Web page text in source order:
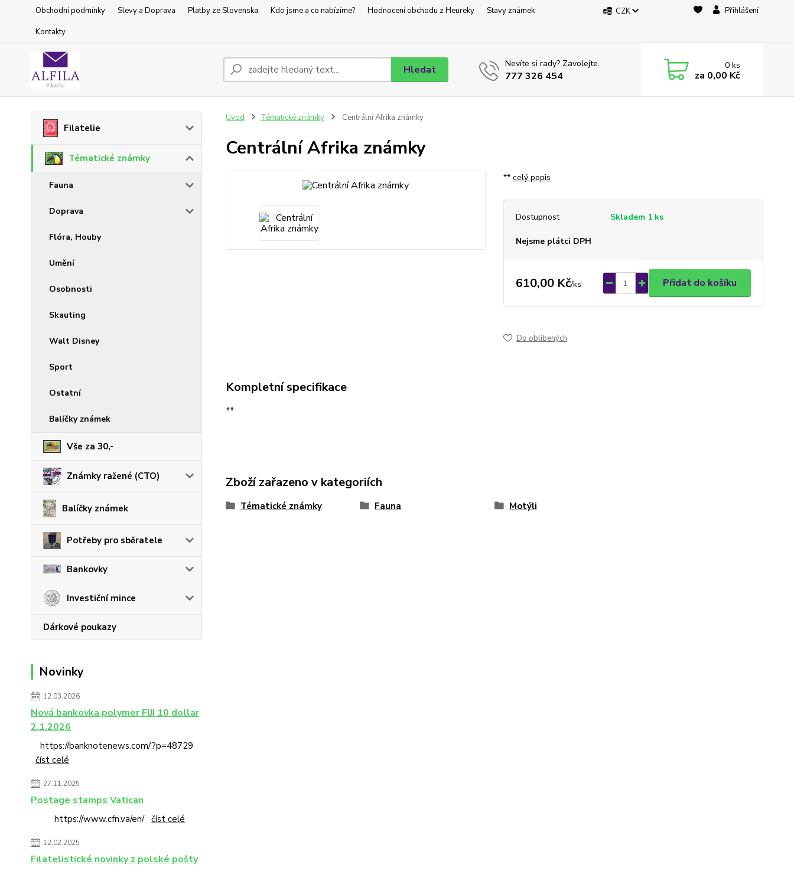
Obchodní podmínky Slevy a Doprava Platby ze Slovenska Kdo jsme a co nabízíme? Hodnocení obchodu z Heureky
Stavy známek
Kontakty
CZK Přihlášení
Hledat Nevíte si rady? Zavolejte.
777 326 454
0ks
za 0,00 Kč
Filatelie
Tématické známky
Fauna
Doprava
Flóra, Houby
Umění
Osobnosti
Skauting
Walt Disney
Sport
Ostatní
Balíčky známek
Vše za 30,-
Známky ražené (CTO)
Balíčky známek
Potřeby pro sběratele
Bankovky
Investiční mince
Dárkové poukazy
Novinky
12.03.2026
Nová bankovka polymer FIJI 10 dollar
2.1.2026
https://banknotenews.com/?p=48729
číst celé
27.11.2025
Postage stamps Vatican
https://www.cfn.va/en/ číst celé
12.02.2025
Filatelistické novinky z polské pošty
Úvod Tématické známky Centrální Afrika známky
Centrální Afrika známky
** celý popis
Dostupnost Skladem 1 ks
Nejsme plátci DPH
610,00 Kč/ks Přidat do košíku
Do oblíbených
Kompletní specifikace
**
Zboží zařazeno v kategoriích
Tématické známky Fauna Motýli